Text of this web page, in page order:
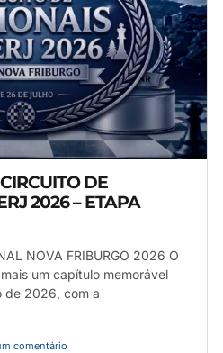
DE
2026 – ETAPA
NOVA FRIBURGO 2026 O
um capítulo memorável
de 2026, com a
comentário